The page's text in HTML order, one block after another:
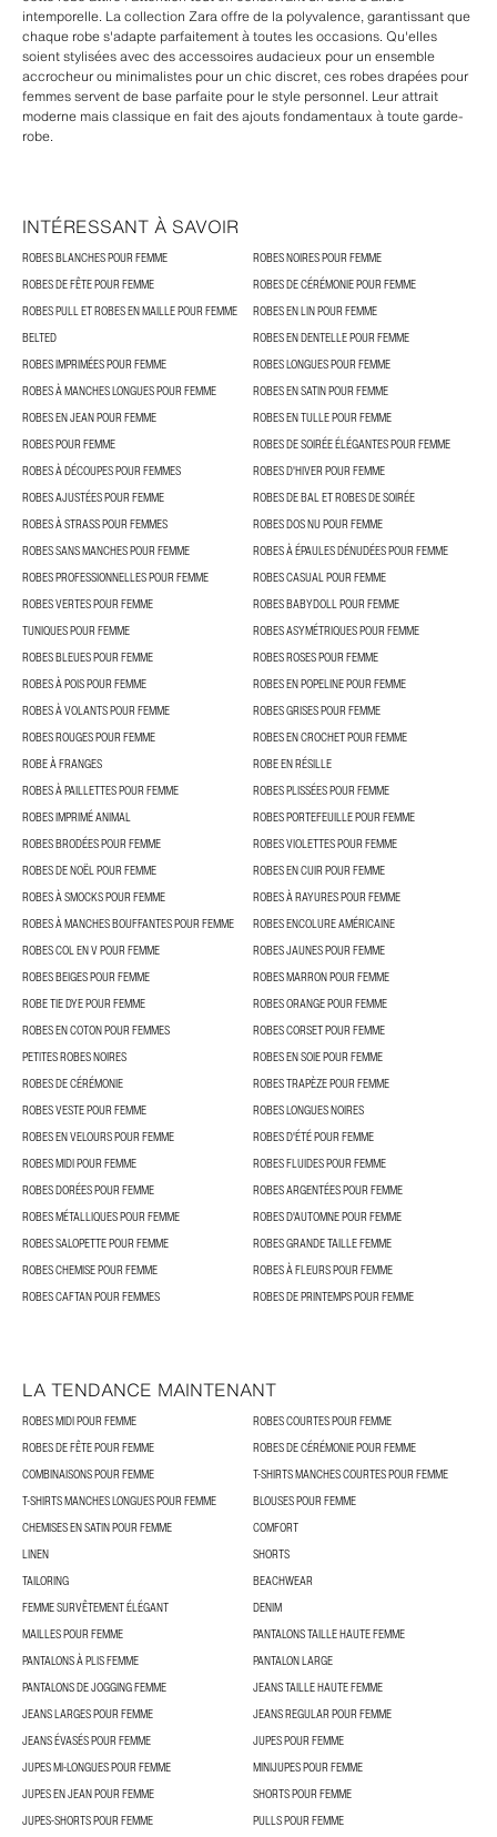
intemporelle. La collection Zara offre de la polyvalence, garantissant que
chaque robe s'adapte parfaitement à toutes les occasions. Qu'elles
soient stylisées avec des accessoires audacieux pour un ensemble
accrocheur ou minimalistes pour un chic discret, ces robes drapées pour
femmes servent de base parfaite pour le style personnel. Leur attrait
moderne mais classique en fait des ajouts fondamentaux à toute garde-
robe.
INTÉRESSANT À SAVOIR
ROBES BLANCHES POUR FEMME
ROBES NOIRES POUR FEMME
ROBES DE FÊTE POUR FEMME
ROBES DE CÉRÉMONIE POUR FEMME
ROBES PULL ET ROBES EN MAILLE POUR FEMME
ROBES EN LIN POUR FEMME
BELTED
ROBES EN DENTELLE POUR FEMME
ROBES IMPRIMÉES POUR FEMME
ROBES LONGUES POUR FEMME
ROBES À MANCHES LONGUES POUR FEMME
ROBES EN SATIN POUR FEMME
ROBES EN JEAN POUR FEMME
ROBES EN TULLE POUR FEMME
ROBES POUR FEMME
ROBES DE SOIRÉE ÉLÉGANTES POUR FEMME
ROBES À DÉCOUPES POUR FEMMES
ROBES D'HIVER POUR FEMME
ROBES AJUSTÉES POUR FEMME
ROBES DE BAL ET ROBES DE SOIRÉE
ROBES À STRASS POUR FEMMES
ROBES DOS NU POUR FEMME
ROBES SANS MANCHES POUR FEMME
ROBES À ÉPAULES DÉNUDÉES POUR FEMME
ROBES PROFESSIONNELLES POUR FEMME
ROBES CASUAL POUR FEMME
ROBES VERTES POUR FEMME
ROBES BABYDOLL POUR FEMME
TUNIQUES POUR FEMME
ROBES ASYMÉTRIQUES POUR FEMME
ROBES BLEUES POUR FEMME
ROBES ROSES POUR FEMME
ROBES À POIS POUR FEMME
ROBES EN POPELINE POUR FEMME
ROBES À VOLANTS POUR FEMME
ROBES GRISES POUR FEMME
ROBES ROUGES POUR FEMME
ROBES EN CROCHET POUR FEMME
ROBE À FRANGES
ROBE EN RÉSILLE
ROBES À PAILLETTES POUR FEMME
ROBES PLISSÉES POUR FEMME
ROBES IMPRIMÉ ANIMAL
ROBES PORTEFEUILLE POUR FEMME
ROBES BRODÉES POUR FEMME
ROBES VIOLETTES POUR FEMME
ROBES DE NOËL POUR FEMME
ROBES EN CUIR POUR FEMME
ROBES À SMOCKS POUR FEMME
ROBES À RAYURES POUR FEMME
ROBES À MANCHES BOUFFANTES POUR FEMME
ROBES ENCOLURE AMÉRICAINE
ROBES COL EN V POUR FEMME
ROBES JAUNES POUR FEMME
ROBES BEIGES POUR FEMME
ROBES MARRON POUR FEMME
ROBE TIE DYE POUR FEMME
ROBES ORANGE POUR FEMME
ROBES EN COTON POUR FEMMES
ROBES CORSET POUR FEMME
PETITES ROBES NOIRES
ROBES EN SOIE POUR FEMME
ROBES DE CÉRÉMONIE
ROBES TRAPÈZE POUR FEMME
ROBES VESTE POUR FEMME
ROBES LONGUES NOIRES
ROBES EN VELOURS POUR FEMME
ROBES D'ÉTÉ POUR FEMME
ROBES MIDI POUR FEMME
ROBES FLUIDES POUR FEMME
ROBES DORÉES POUR FEMME
ROBES ARGENTÉES POUR FEMME
ROBES MÉTALLIQUES POUR FEMME
ROBES D'AUTOMNE POUR FEMME
ROBES SALOPETTE POUR FEMME
ROBES GRANDE TAILLE FEMME
ROBES CHEMISE POUR FEMME
ROBES À FLEURS POUR FEMME
ROBES CAFTAN POUR FEMMES
ROBES DE PRINTEMPS POUR FEMME
LA TENDANCE MAINTENANT
ROBES MIDI POUR FEMME
ROBES COURTES POUR FEMME
ROBES DE FÊTE POUR FEMME
ROBES DE CÉRÉMONIE POUR FEMME
COMBINAISONS POUR FEMME
T-SHIRTS MANCHES COURTES POUR FEMME
T-SHIRTS MANCHES LONGUES POUR FEMME
BLOUSES POUR FEMME
CHEMISES EN SATIN POUR FEMME
COMFORT
LINEN
SHORTS
TAILORING
BEACHWEAR
FEMME SURVÊTEMENT ÉLÉGANT
DENIM
MAILLES POUR FEMME
PANTALONS TAILLE HAUTE FEMME
PANTALONS À PLIS FEMME
PANTALON LARGE
PANTALONS DE JOGGING FEMME
JEANS TAILLE HAUTE FEMME
JEANS LARGES POUR FEMME
JEANS REGULAR POUR FEMME
JEANS ÉVASÉS POUR FEMME
JUPES POUR FEMME
JUPES MI-LONGUES POUR FEMME
MINIJUPES POUR FEMME
JUPES EN JEAN POUR FEMME
SHORTS POUR FEMME
JUPES-SHORTS POUR FEMME
PULLS POUR FEMME